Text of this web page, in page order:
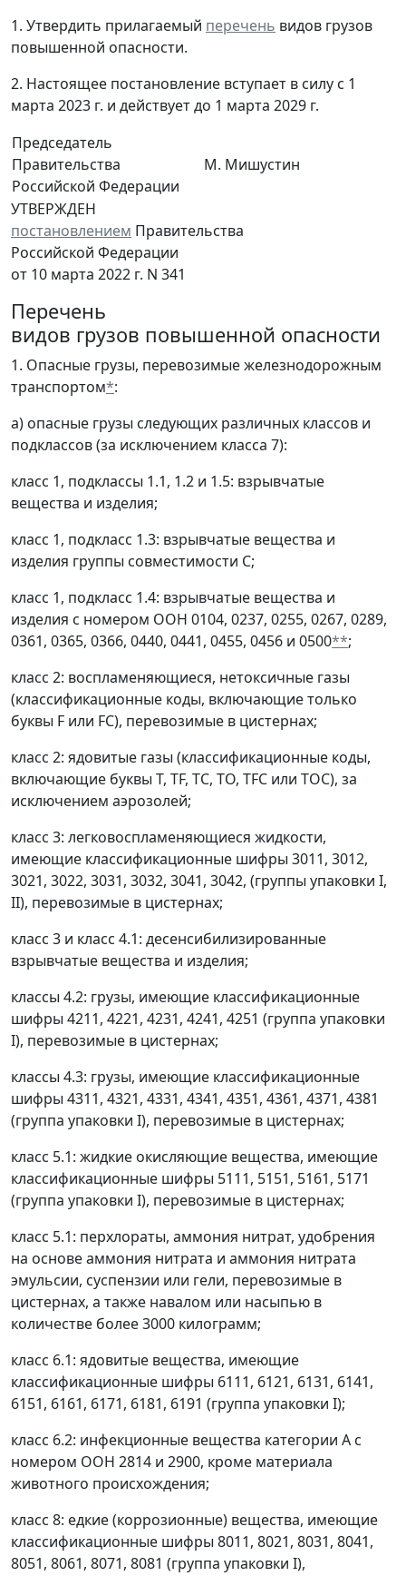
1. Утвердить прилагаемый перечень видов грузов
повышенной опасности.
2. Настоящее постановление вступает в силу с 1
марта 2023 г. и действует до 1 марта 2029 г.
Председатель
Правительства
Российской Федерации
М. Мишустин
УТВЕРЖДЕН
постановлением Правительства
Российской Федерации
от 10 марта 2022 г. N 341
Перечень
видов грузов повышенной опасности
1. Опасные грузы, перевозимые железнодорожным
транспортом*:
а) опасные грузы следующих различных классов и
подклассов (за исключением класса 7):
класс 1, подклассы 1.1, 1.2 и 1.5: взрывчатые
вещества и изделия;
класс 1, подкласс 1.3: взрывчатые вещества и
изделия группы совместимости С;
класс 1, подкласс 1.4: взрывчатые вещества и
изделия с номером ООН 0104, 0237, 0255, 0267, 0289,
0361, 0365, 0366, 0440, 0441, 0455, 0456 и 0500**;
класс 2: воспламеняющиеся, нетоксичные газы
(классификационные коды, включающие только
буквы F или FС), перевозимые в цистернах;
класс 2: ядовитые газы (классификационные коды,
включающие буквы Т, ТF, ТС, ТО, ТFС или ТОС), за
исключением аэрозолей;
класс 3: легковоспламеняющиеся жидкости,
имеющие классификационные шифры 3011, 3012,
3021, 3022, 3031, 3032, 3041, 3042, (группы упаковки I,
II), перевозимые в цистернах;
класс 3 и класс 4.1: десенсибилизированные
взрывчатые вещества и изделия;
классы 4.2: грузы, имеющие классификационные
шифры 4211, 4221, 4231, 4241, 4251 (группа упаковки
I), перевозимые в цистернах;
классы 4.3: грузы, имеющие классификационные
шифры 4311, 4321, 4331, 4341, 4351, 4361, 4371, 4381
(группа упаковки I), перевозимые в цистернах;
класс 5.1: жидкие окисляющие вещества, имеющие
классификационные шифры 5111, 5151, 5161, 5171
(группа упаковки I), перевозимые в цистернах;
класс 5.1: перхлораты, аммония нитрат, удобрения
на основе аммония нитрата и аммония нитрата
эмульсии, суспензии или гели, перевозимые в
цистернах, а также навалом или насыпью в
количестве более 3000 килограмм;
класс 6.1: ядовитые вещества, имеющие
классификационные шифры 6111, 6121, 6131, 6141,
6151, 6161, 6171, 6181, 6191 (группа упаковки I);
класс 6.2: инфекционные вещества категории А с
номером ООН 2814 и 2900, кроме материала
животного происхождения;
класс 8: едкие (коррозионные) вещества, имеющие
классификационные шифры 8011, 8021, 8031, 8041,
8051, 8061, 8071, 8081 (группа упаковки I),